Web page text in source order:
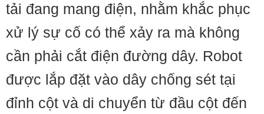
tải đang mang điện, nhằm khắc phục
xử lý sự cố có thể xảy ra mà không
cần phải cắt điện đường dây. Robot
được lắp đặt vào dây chống sét tại
đỉnh cột và di chuyển từ đầu cột đến